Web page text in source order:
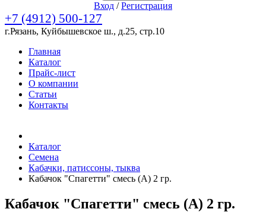
Вход /Регистрация
+7 (4912) 500-127
г.Рязань, Куйбышевское ш., д.25, стр.10
Главная
Каталог
Прайс-лист
О компании
Статьи
Контакты
Каталог
Семена
Кабачки, патиссоны, тыква
Кабачок "Спагетти" смесь (А) 2 гр.
Кабачок "Спагетти" смесь (А) 2 гр.